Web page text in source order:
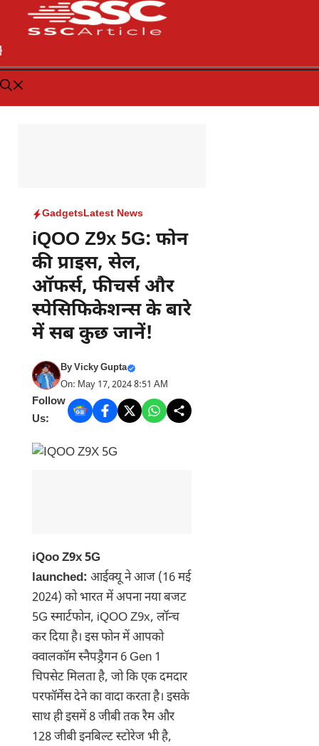
GadgetsLatest News
iQOO Z9x 5G: फोन
की प्राइस, सेल,
ऑफर्स, फीचर्स और
स्पेसिफिकेशन्स के बारे
में सब कुछ जानें!
ByVicky Gupta
On: May 17, 2024 8:51 AM
Follow
Us:
iQoo Z9x 5G
launched: आईक्यू ने आज (16 मई
2024) को भारत में अपना नया बजट
5G स्मार्टफोन, iQOO Z9x, लॉन्च
कर दिया है। इस फोन में आपको
क्वालकॉम स्नैपड्रैगन 6 Gen 1
चिपसेट मिलता है, जो कि एक दमदार
परफॉर्मेंस देने का वादा करता है। इसके
साथ ही इसमें 8 जीबी तक रैम और
128 जीबी इनबिल्ट स्टोरेज भी है,